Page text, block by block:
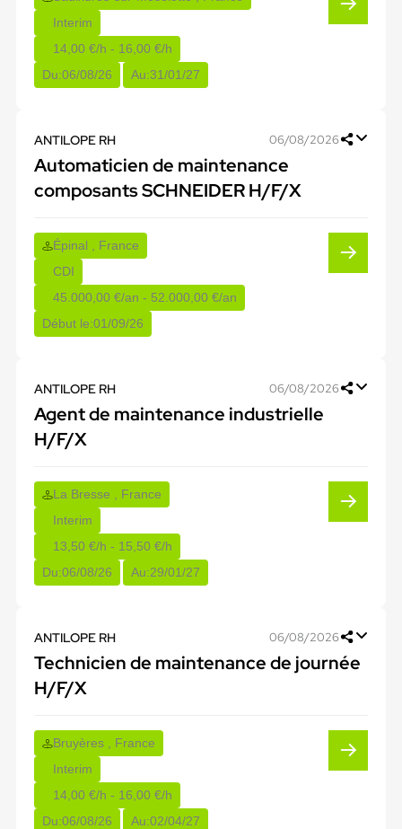
Interim
14,00 €/h - 16,00 €/h
Du:06/08/26 Au:31/01/27
ANTILOPE RH 06/08/2026
Automaticien de maintenance
composants SCHNEIDER H/F/X
Épinal , France
CDI
45.000,00 €/an - 52.000,00 €/an
Début le:01/09/26
ANTILOPE RH 06/08/2026
Agent de maintenance industrielle
H/F/X
La Bresse , France
Interim
13,50 €/h - 15,50 €/h
Du:06/08/26 Au:29/01/27
ANTILOPE RH 06/08/2026
Technicien de maintenance de journée
H/F/X
Bruyères , France
Interim
14,00 €/h - 16,00 €/h
Du:06/08/26 Au:02/04/27